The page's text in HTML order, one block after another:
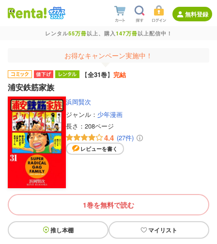
無料登録
レンタル55万冊以上、購入147万冊以上配信中！
お得なキャンペーン実施中！
【全31巻】 完結
浦安鉄筋家族
浜岡賢次
ジャンル： 少年漫画
長さ： 208ページ
4.4 (27件)
レビューを書く
1巻を無料で読む
推し本棚 マイリスト